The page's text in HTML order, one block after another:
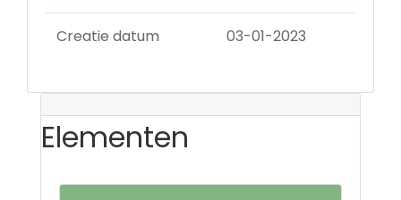
Creatie datum 03-01-2023
Elementen